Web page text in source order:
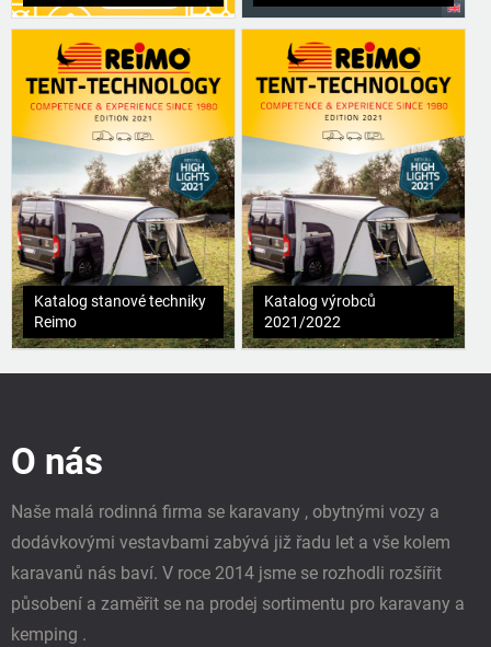
Katalog stanové techniky
Reimo
Katalog výrobců
2021/2022
O nás
Naše malá rodinná firma se karavany , obytnými vozy a
dodávkovými vestavbami zabývá již řadu let a vše kolem
karavanů nás baví. V roce 2014 jsme se rozhodli rozšířit
působení a zaměřit se na prodej sortimentu pro karavany a
kemping .